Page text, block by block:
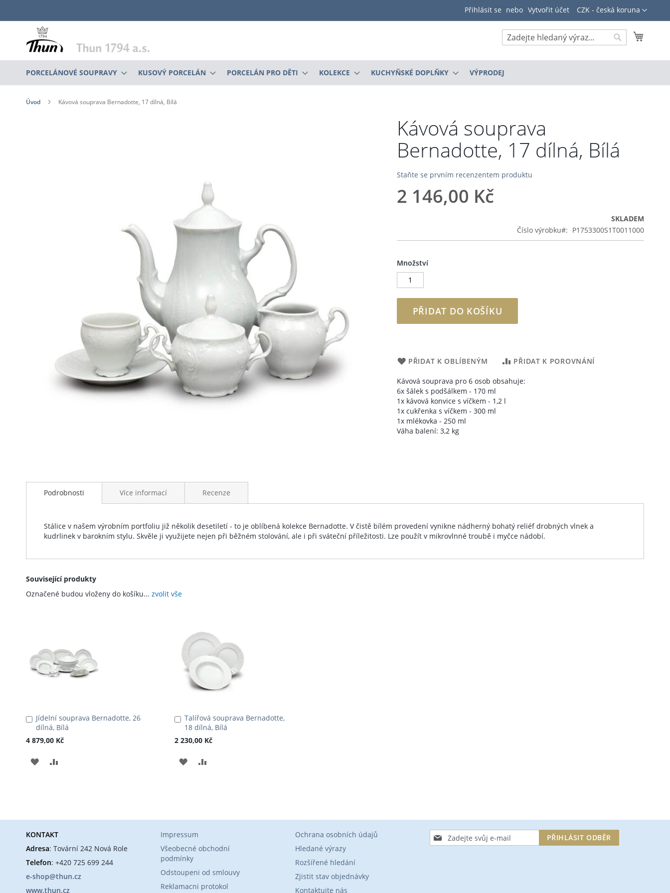
na
obsah
Měna
CZK - česká koruna
Přihlásit se Vytvořit účet
Hledat
PORCELÁNOVÉ SOUPRAVY KUSOVÝ PORCELÁN PORCELÁN PRO DĚTI KOLEKCE KUCHYŇSKÉ DOPLŇKY VÝPRODEJ
Úvod Kávová souprava Bernadotte, 17 dílná, Bílá
na
začátek
obrázky
Kávová souprava
Bernadotte, 17 dílná, Bílá
Staňte se prvním recenzentem produktu
2 146,00 Kč
SKLADEM
Číslo výrobku
P1753300S1T0011000
Množství
PŘIDAT DO KOŠÍKU
PŘIDAT K OBLÍBENÝM PŘIDAT K POROVNÁNÍ
Kávová souprava pro 6 osob obsahuje:
6x šálek s podšálkem - 170 ml
1x kávová konvice s víčkem - 1,2 l
1x cukřenka s víčkem - 300 ml
1x mlékovka - 250 ml
Váha balení: 3,2 kg
Podrobnosti
Stálice v našem výrobním portfoliu již několik desetiletí - to je oblíbená kolekce Bernadotte. V čistě bílém provedení vynikne nádherný bohatý reliéf drobných vlnek a
kudrlinek v barokním stylu. Skvěle ji využijete nejen při běžném stolování, ale i při sváteční příležitosti. Lze použít v mikrovlnné troubě i myčce nádobí.
Více informací Recenze
Související produkty
Označené budou vloženy do košíku... zvolit vše
Jídelní souprava Bernadotte, 26
dílná, Bílá
4 879,00 Kč
Přidat
do
košíku
PŘIDAT
Talířová souprava Bernadotte,
18 dílná, Bílá
2 230,00 Kč
Přidat
do
košíku
PŘIDAT
KONTAKT
Adresa: Tovární 242 Nová Role
Telefon: +420 725 699 244
e-shop@thun.cz
www.thun.cz
Impressum
Všeobecné obchodní
podmínky
Odstoupeni od smlouvy
Reklamacni protokol
Ochrana osobních údajů
Hledané výrazy
Rozšířené hledání
Zjistit stav objednávky
Kontaktujte nás
Přihlaste
se
PŘIHLÁSIT ODBĚR